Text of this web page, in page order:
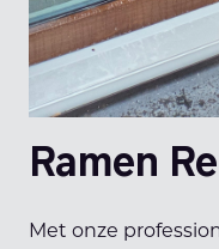
Ramen
Met onze